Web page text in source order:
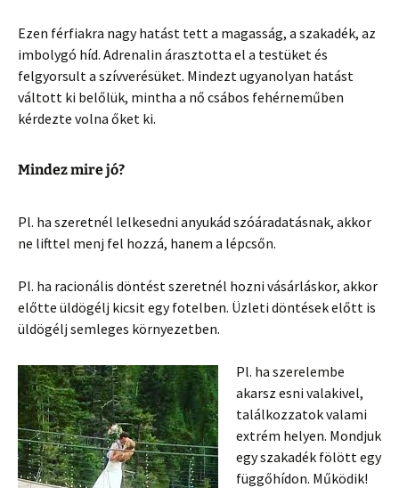
Ezen férfiakra nagy hatást tett a magasság, a szakadék, az
imbolygó híd. Adrenalin árasztotta el a testüket és
felgyorsult a szívverésüket. Mindezt ugyanolyan hatást
váltott ki belőlük, mintha a nő csábos fehérneműben
kérdezte volna őket ki.
Mindez mire jó?
Pl. ha szeretnél lelkesedni anyukád szóáradatásnak, akkor
ne lifttel menj fel hozzá, hanem a lépcsőn.
Pl. ha racionális döntést szeretnél hozni vásárláskor, akkor
előtte üldögélj kicsit egy fotelben. Üzleti döntések előtt is
üldögélj semleges környezetben.
Pl. ha szerelembe
akarsz esni valakivel,
találkozzatok valami
extrém helyen. Mondjuk
egy szakadék fölött egy
függőhídon. Működik!